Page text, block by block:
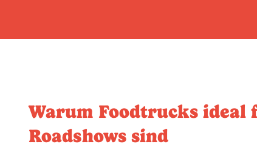
Warum Foodtrucks ideal
Roadshows sind